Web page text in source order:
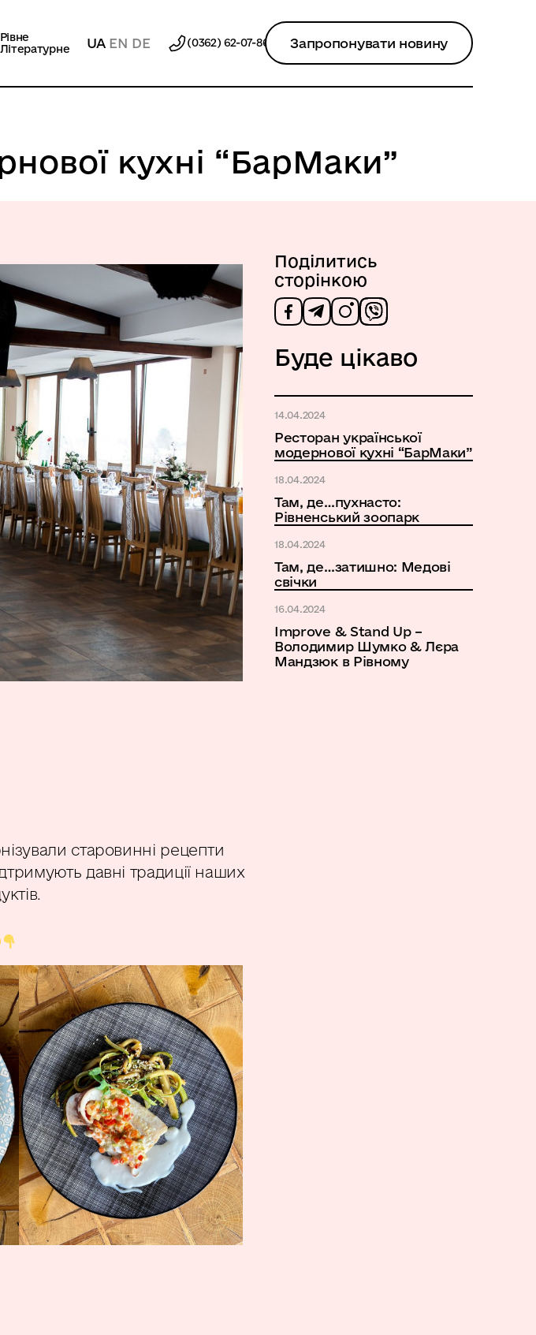
Рівне
Літературне
UA EN DE (0362) 62-07-86 Запропонувати новину
кухні “БарМаки”
старовинні рецепти
давні традиції наших
Поділитись
сторінкою
Буде цікаво
14.04.2024
Ресторан української
модернової кухні “БарМаки”
18.04.2024
Там, де…пухнасто:
Рівненський зоопарк
18.04.2024
Там, де…затишно: Медові
свічки
16.04.2024
Improve & Stand Up –
Володимир Шумко & Лєра
Мандзюк в Рівному